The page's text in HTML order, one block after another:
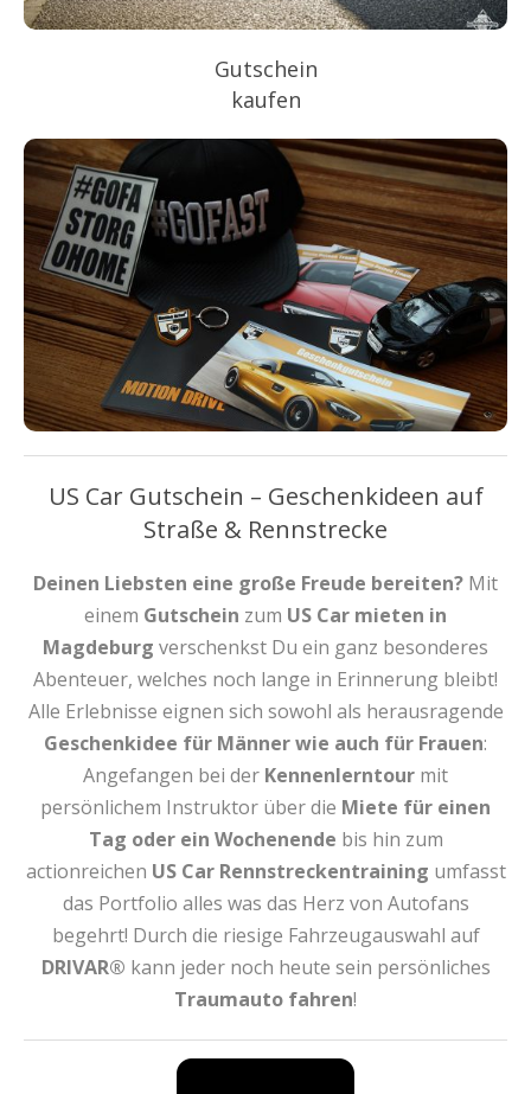
Gutschein
kaufen
US Car Gutschein – Geschenkideen auf
Straße & Rennstrecke
Deinen Liebsten eine große Freude bereiten? Mit
einem Gutschein zum US Car mieten in
Magdeburg verschenkst Du ein ganz besonderes
Abenteuer, welches noch lange in Erinnerung bleibt!
Alle Erlebnisse eignen sich sowohl als herausragende
Geschenkidee für Männer wie auch für Frauen:
Angefangen bei der Kennenlerntour mit
persönlichem Instruktor über die Miete für einen
Tag oder ein Wochenende bis hin zum
actionreichen US Car Rennstreckentraining umfasst
das Portfolio alles was das Herz von Autofans
begehrt! Durch die riesige Fahrzeugauswahl auf
DRIVAR® kann jeder noch heute sein persönliches
Traumauto fahren!